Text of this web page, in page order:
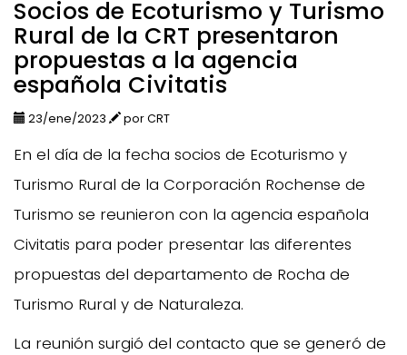
Socios de Ecoturismo y Turismo
Rural de la CRT presentaron
propuestas a la agencia
española Civitatis
23/ene/2023 por CRT
En el día de la fecha socios de Ecoturismo y
Turismo Rural de la Corporación Rochense de
Turismo se reunieron con la agencia española
Civitatis para poder presentar las diferentes
propuestas del departamento de Rocha de
Turismo Rural y de Naturaleza.
La reunión surgió del contacto que se generó de